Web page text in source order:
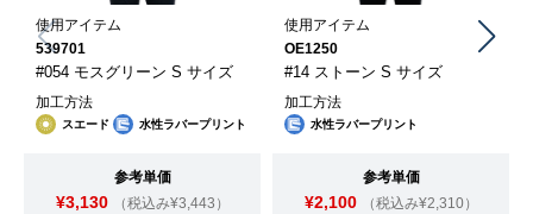
使用アイテム
539701
#054 モスグリーン S サイズ
加工方法
スエード 水性ラバープリント
参考単価
¥3,130 （税込み¥3,443）
使用アイテム
OE1250
#14 ストーン S サイズ
加工方法
水性ラバープリント
参考単価
¥2,100 （税込み¥2,310）